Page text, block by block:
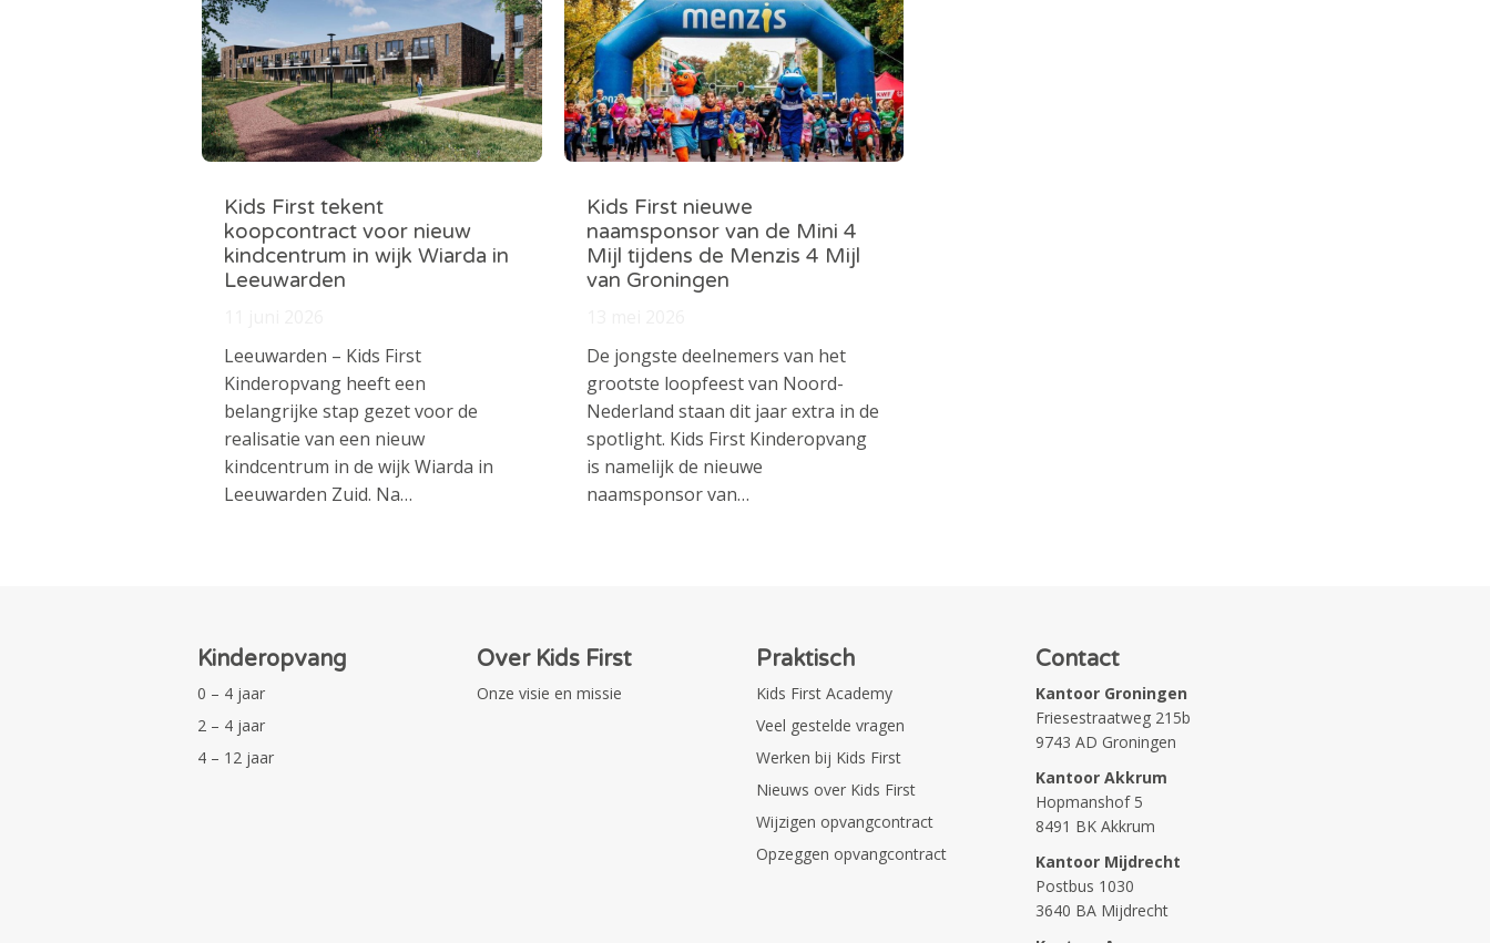
Kids First tekent
koopcontract voor nieuw
kindcentrum in wijk Wiarda in
Leeuwarden
Leeuwarden – Kids First
Kinderopvang heeft een
belangrijke stap gezet voor de
realisatie van een nieuw
kindcentrum in de wijk Wiarda in
Leeuwarden Zuid. Na…
Kids First nieuwe
naamsponsor van de Mini 4
Mijl tijdens de Menzis 4 Mijl
van Groningen
De jongste deelnemers van het
grootste loopfeest van Noord-
Nederland staan dit jaar extra in de
spotlight. Kids First Kinderopvang
is namelijk de nieuwe
naamsponsor van…
Kinderopvang
0 – 4 jaar
2 – 4 jaar
4 – 12 jaar
Over Kids First
Onze visie en missie
Praktisch
Kids First Academy
Veel gestelde vragen
Werken bij Kids First
Nieuws over Kids First
Wijzigen opvangcontract
Opzeggen opvangcontract
Contact
Kantoor Groningen
Friesestraatweg 215b
9743 AD Groningen
Kantoor Akkrum
Hopmanshof 5
8491 BK Akkrum
Kantoor Mijdrecht
Postbus 1030
3640 BA Mijdrecht